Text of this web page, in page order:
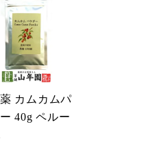
カムカムパ
40g ペルー